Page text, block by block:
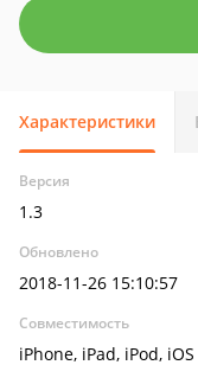
Характеристики
Версия
1.3
Обновлено
2018-11-26 15:10:57
Совместимость
iPhone, iPad, iPod,